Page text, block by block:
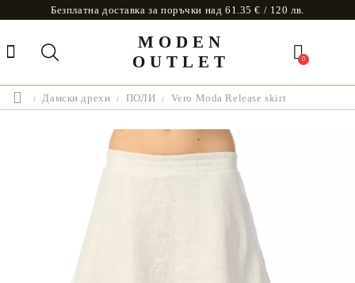
Безплатна доставка за поръчки над 61.35 € / 120 лв.
MODEN
OUTLET
0
Дамски дрехи ПОЛИ Vero Moda Release skirt